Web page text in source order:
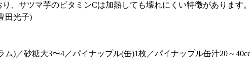
、サツマ芋のビタミンCは加熱しても壊れにくい特徴があります。
田光子)
ム)／砂糖大3〜4／パイナップル(缶)1枚／パイナップル缶汁20～